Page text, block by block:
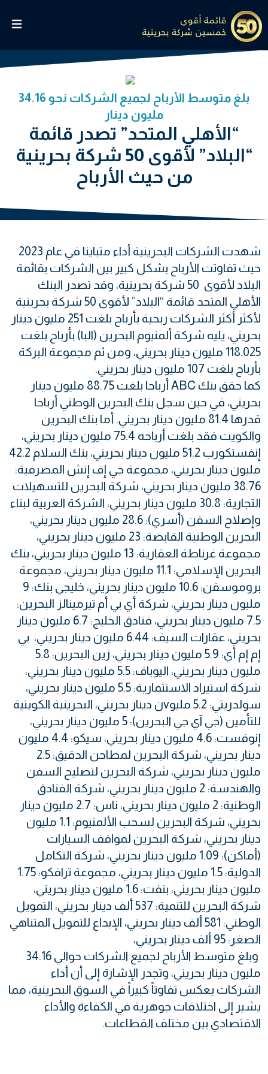
بلغ متوسط الأرباح لجميع الشركات نحو 34.16
مليون دينار
“الأهلي المتحد” تصدر قائمة
“البلاد” لأقوى 50 شركة بحرينية
من حيث الأرباح
شهدت الشركات البحرينية أداء متباينا في عام 2023
حيث تفاوتت الأرباح بشكل كبير بين الشركات بقائمة
البلاد لأقوى 50 شركة بحرينية، وقد تصدر البنك
الأهلي المتحد قائمة “البلاد” لأقوى 50 شركة بحرينية
لأكثر أكثر الشركات ربحية بأرباح بلغت 251 مليون دينار
بحريني، يليه شركة ألمنيوم البحرين (البا) بأرباح بلغت
118.025 مليون دينار بحريني، ومن ثم مجموعة البركة
بأرباح بلغت 107 مليون دينار بحريني.
كما حقق بنك ABC أرباحا بلغت 88.75 مليون دينار
بحريني، في حين سجل بنك البحرين الوطني أرباحا
قدرها 81.4 مليون دينار بحريني. أما بنك البحرين
والكويت فقد بلغت أرباحه 75.4 مليون دينار بحريني،
إنفستكورب 51.2 مليون دينار بحريني، بنك السلام 42.2
مليون دينار بحريني، مجموعة جي إف إتش المصرفية:
38.76 مليون دينار بحريني، شركة البحرين للتسهيلات
التجارية: 30.8 مليون دينار بحريني، الشركة العربية لبناء
وإصلاح السفن (أسري): 28.6 مليون دينار بحريني،
البحرين الوطنية القابضة: 23 مليون دينار بحريني،
مجموعة غرناطة العقارية: 13 مليون دينار بحريني، بنك
البحرين الإسلامي: 11.1 مليون دينار بحريني، مجموعة
بروموسفن: 10.6 مليون دينار بحريني، خليجي بنك: 9
مليون دينار بحريني، شركة أي بي أم تيرمينالز البحرين:
7.5 مليون دينار بحريني، فنادق الخليج: 6.7 مليون دينار
بحريني، عقارات السيف: 6.44 مليون دينار بحريني، بي
إم إم أي: 5.9 مليون دينار بحريني، زين البحرين: 5.8
مليون دينار بحريني، اليوباف: 5.5 مليون دينار بحريني،
شركة استيراد الاستثمارية: 5.5 مليون دينار بحريني،
سولدريتي: 5.2 مليوvن دينار بحريني، البحرينية الكويتية
للتأمين (جي آي جي البحرين): 5 مليون دينار بحريني،
إنوفست: 4.6 مليون دينار بحريني، سيكو: 4.4 مليون
دينار بحريني، شركة البحرين لمطاحن الدقيق: 2.5
مليون دينار بحريني، شركة البحرين لتصليح السفن
والهندسة: 2 مليون دينار بحريني، شركة الفنادق
الوطنية: 2 مليون دينار بحريني، ناس: 2.7 مليون دينار
بحريني، شركة البحرين لسحب الألمنيوم: 1.1 مليون
دينار بحريني، شركة البحرين لمواقف السيارات
(أماكن): 1.09 مليون دينار بحريني، شركة التكامل
الدولية: 1.5 مليون دينار بحريني، مجموعة ترافكو: 1.75
مليون دينار بحريني، بنفت: 1.6 مليون دينار بحريني،
شركة البحرين للتنمية: 537 ألف دينار بحريني، التمويل
الوطني: 581 ألف دينار بحريني، الإبداع للتمويل المتناهي
الصغر: 95 ألف دينار بحريني،
وبلغ متوسط الأرباح لجميع الشركات حوالي 34.16
مليون دينار بحريني، وتجدر الإشارة إلى أن أداء
الشركات يعكس تفاوتاً كبيراً في السوق البحرينية، مما
يشير إلى اختلافات جوهرية في الكفاءة والأداء
الاقتصادي بين مختلف القطاعات.